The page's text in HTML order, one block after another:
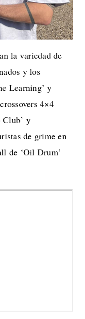
la variedad de
y los
Learning’ y
4×4
Club’ y
de grime en
de ‘Oil Drum’